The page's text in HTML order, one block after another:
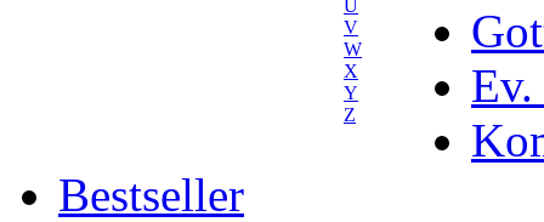
U
V
W
X
Y
Z
Ev.
Bestseller